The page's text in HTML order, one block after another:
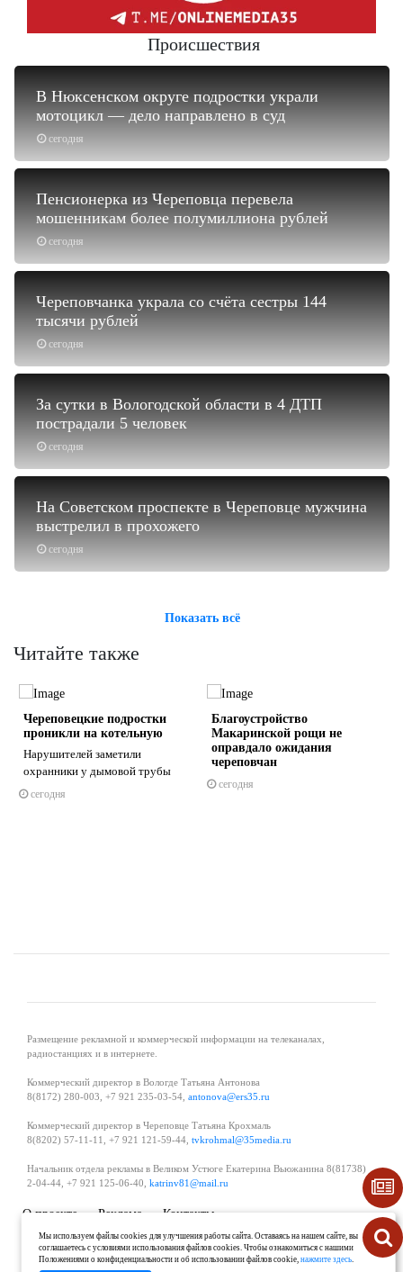
Происшествия
сегодня
В Нюксенском округе подростки украли
мотоцикл — дело направлено в суд
сегодня
Пенсионерка из Череповца перевела
мошенникам более полумиллиона рублей
сегодня
Череповчанка украла со счёта сестры 144
тысячи рублей
сегодня
За сутки в Вологодской области в 4 ДТП
пострадали 5 человек
сегодня
На Советском проспекте в Череповце мужчина
выстрелил в прохожего
Показать всё
Читайте также
Череповецкие подростки
проникли на котельную
Нарушителей заметили
охранники у дымовой трубы
сегодня
Благоустройство
Макаринской рощи не
оправдало ожидания
череповчан
сегодня
Размещение рекламной и коммерческой информации на телеканалах,
радиостанциях и в интернете.
Коммерческий директор в Вологде Татьяна Антонова
8(8172) 280-003, +7 921 235-03-54, antonova@ers35.ru
Коммерческий директор в Череповце Татьяна Крохмаль
8(8202) 57-11-11, +7 921 121-59-44, tvkrohmal@35media.ru
Начальник отдела рекламы в Великом Устюге Екатерина Вьюжанина 8(81738)
2-04-44, +7 921 125-06-40, katrinv81@mail.ru
О проекте Реклама
Контакты
Политика в области обработки и защиты персональных данных
Мы используем файлы cookies для улучшения работы сайта. Оставаясь на нашем сайте, вы
соглашаетесь с условиями использования файлов cookies. Чтобы ознакомиться с нашими
Положениями о конфиденциальности и об использовании файлов cookie,нажмите здесь.